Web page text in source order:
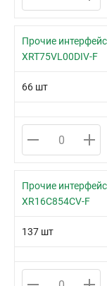
Прочие
XRT75VL00DIV-F
66 шт
Прочие
XR16C854CV-F
137 шт